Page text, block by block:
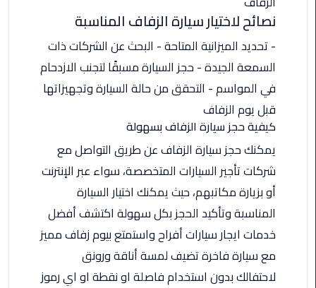
العرب
سارات
مرسيدس
ليموزين
اسكندرية
ليموزين
الساحل
الشمالي
نصائح لاختيار سيارة الزفاف المناسبة
- تحديد الميزانية المتاحة - البحث عن الشركات ذات
السمعة الجيدة - حجز السيارة مسبقًا لتجنب الازدحام
في المواسم - التحقق من حالة السيارة وتجهيزاتها
قبل يوم الزفاف
كيفية حجز سيارة الزفاف بسهولة
يمكنك حجز سيارة الزفاف عن طريق التواصل مع
شركات تأجير السيارات المتخصصة، سواء عبر الإنترنت
أو بزيارة مكاتبهم، حيث يمكنك اختيار السيارة
المناسبة وتأكيد الحجز بكل سهولة اكتشف أفضل
خدمات ايجار سيارات أفراح واستمتع بيوم زفاف مميز
مع سيارة فاخرة تضيف لمسة أناقة ورونق
لاحتفالك بدون استخدام فاصلة او نقطة او اي رموز